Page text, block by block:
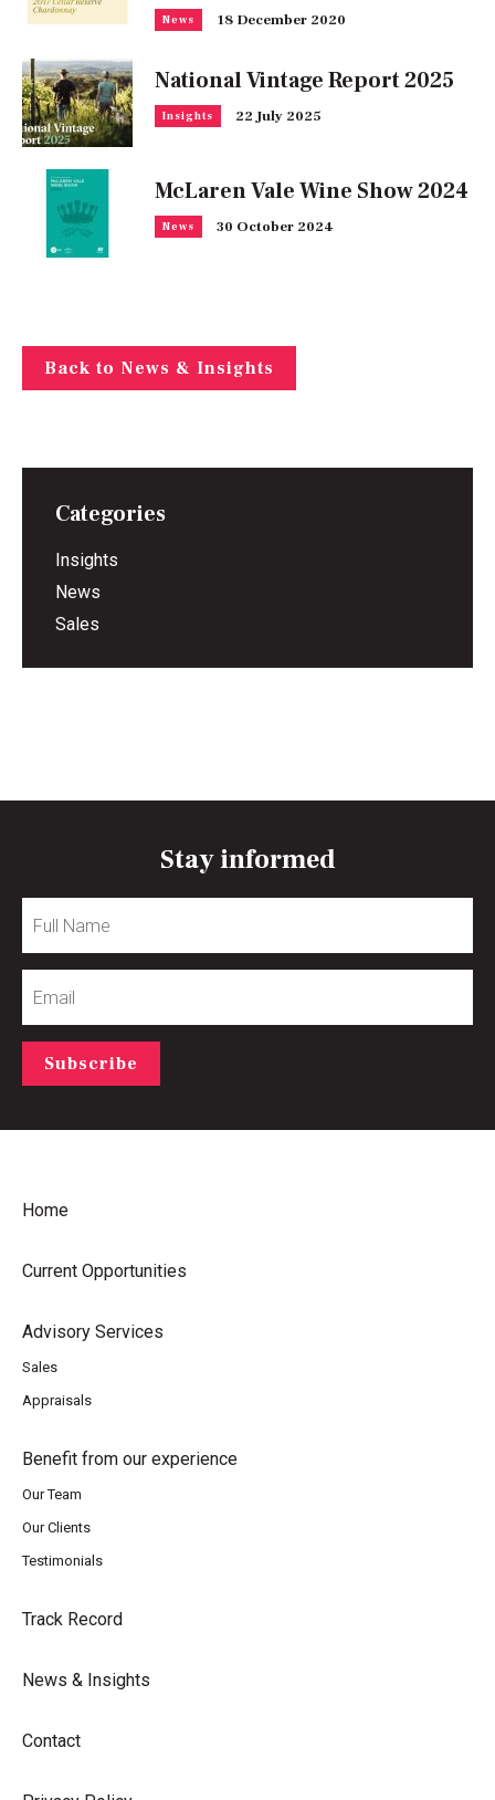
News 18 December 2020
National Vintage Report 2025
Insights 22 July 2025
McLaren Vale Wine Show 2024
News 30 October 2024
Back to News & Insights
Categories
Insights
News
Sales
Stay informed
Name
Subscribe
Home
Current Opportunities
Advisory Services
Sales
Appraisals
Benefit from our experience
Our Team
Our Clients
Testimonials
Track Record
News & Insights
Contact